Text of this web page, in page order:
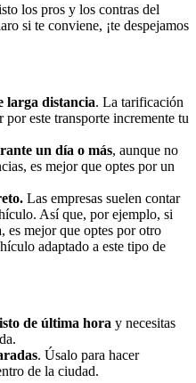
los pros y los contras del
si te conviene, ¡te despejamos
larga distancia. La tarificación
este transporte incremente tu
un día o más, aunque no
es mejor que optes por un
Las empresas suelen contar
Así que, por ejemplo, si
es mejor que optes por otro
adaptado a este tipo de
de última hora y necesitas
. Úsalo para hacer
de la ciudad.